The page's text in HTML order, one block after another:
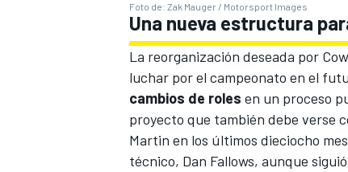
Foto de: Zak Mauger / Motorsport Images
Una nueva estructura
La reorganización deseada por
luchar por el campeonato en el
cambios de roles en un proceso
proyecto que también debe verse
Martin en los últimos dieciocho
técnico, Dan Fallows, aunque